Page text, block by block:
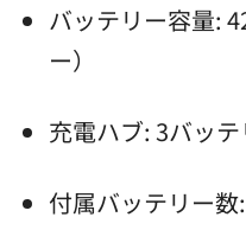
バッテリー容量:
ー）
充電ハブ: 3バッ
付属バッテリー数